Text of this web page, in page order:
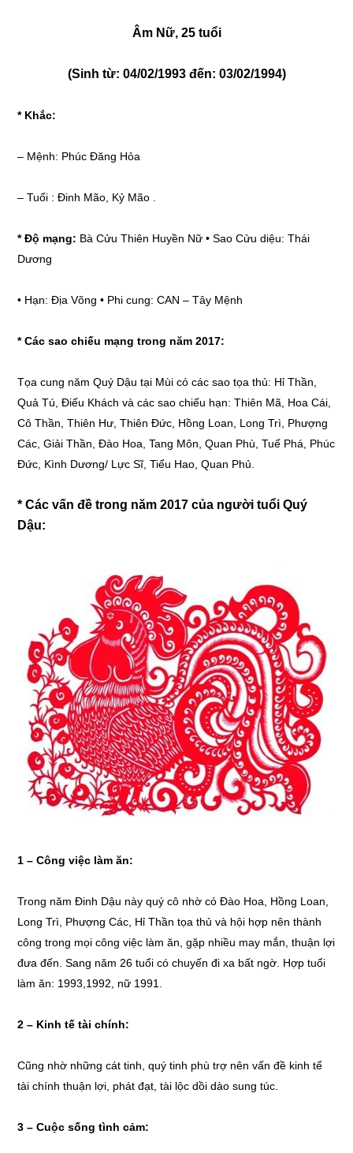
Âm Nữ, 25 tuổi
(Sinh từ: 04/02/1993 đến: 03/02/1994)
* Khắc:
– Mệnh: Phúc Đăng Hỏa
– Tuổi : Đinh Mão, Kỷ Mão .
* Độ mạng: Bà Cửu Thiên Huyền Nữ • Sao Cửu diệu: Thái
Dương
• Hạn: Địa Võng • Phi cung: CAN – Tây Mệnh
* Các sao chiếu mạng trong năm 2017:
Tọa cung năm Quý Dậu tại Mùi có các sao tọa thủ: Hỉ Thần,
Quả Tú, Điếu Khách và các sao chiếu hạn: Thiên Mã, Hoa Cái,
Cô Thần, Thiên Hư, Thiên Đức, Hồng Loan, Long Trì, Phượng
Các, Giải Thần, Đào Hoa, Tang Môn, Quan Phù, Tuế Phá, Phúc
Đức, Kình Dương/ Lực Sĩ, Tiểu Hao, Quan Phủ.
* Các vấn đề trong năm 2017 của người tuổi Quý
Dậu:
1 – Công việc làm ăn:
Trong năm Đinh Dậu này quý cô nhờ có Đào Hoa, Hồng Loan,
Long Trì, Phượng Các, Hỉ Thần tọa thủ và hội hợp nên thành
công trong mọi công việc làm ăn, gặp nhiều may mắn, thuận lợi
đưa đến. Sang năm 26 tuổi có chuyến đi xa bất ngờ. Hợp tuổi
làm ăn: 1993,1992, nữ 1991.
2 – Kinh tế tài chính:
Cũng nhờ những cát tinh, quý tinh phù trợ nên vấn đề kinh tế
tài chính thuận lợi, phát đạt, tài lộc dồi dào sung túc.
3 – Cuộc sống tình cảm: